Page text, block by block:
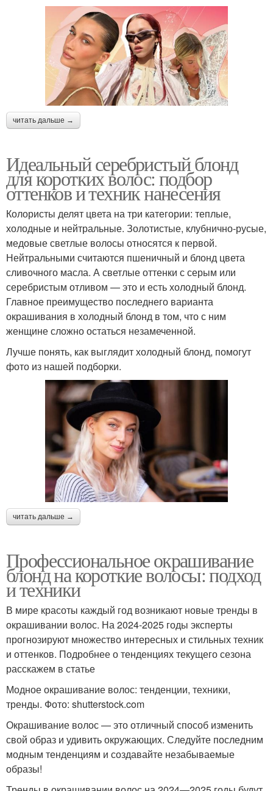
читать дальше →
Идеальный серебристый блонд
для коротких волос: подбор
оттенков и техник нанесения
Колористы делят цвета на три категории: теплые,
холодные и нейтральные. Золотистые, клубнично-русые,
медовые светлые волосы относятся к первой.
Нейтральными считаются пшеничный и блонд цвета
сливочного масла. А светлые оттенки с серым или
серебристым отливом — это и есть холодный блонд.
Главное преимущество последнего варианта
окрашивания в холодный блонд в том, что с ним
женщине сложно остаться незамеченной.
Лучше понять, как выглядит холодный блонд, помогут
фото из нашей подборки.
читать дальше →
Профессиональное окрашивание
блонд на короткие волосы: подход
и техники
В мире красоты каждый год возникают новые тренды в
окрашивании волос. На 2024-2025 годы эксперты
прогнозируют множество интересных и стильных техник
и оттенков. Подробнее о тенденциях текущего сезона
расскажем в статье
Модное окрашивание волос: тенденции, техники,
тренды. Фото: shutterstock.com
Окрашивание волос — это отличный способ изменить
свой образ и удивить окружающих. Следуйте последним
модным тенденциям и создавайте незабываемые
образы!